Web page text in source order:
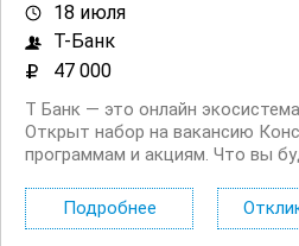
18 июля
Т-Банк
47 000
Т Банк — это онлайн
Открыт набор на вакансию
программам и акциям. Что вы
использования кэшбэка,
Помогать разобраться в
Подробнее